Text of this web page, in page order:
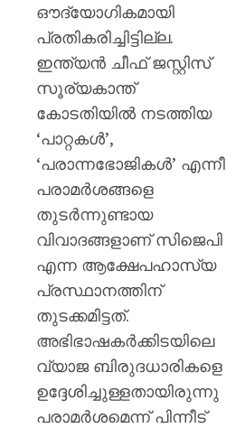
ഔദ്യോഗികമായി
പ്രതികരിച്ചിട്ടില്ല.
ഇന്ത്യൻ ചീഫ് ജസ്റ്റിസ്
സൂര്യകാന്ത്
കോടതിയിൽ നടത്തിയ
‘പാറ്റകൾ’,
‘പരാന്നഭോജികൾ’ എന്നീ
പരാമർശങ്ങളെ
തുടർന്നുണ്ടായ
വിവാദങ്ങളാണ് സിജെപി
എന്ന ആക്ഷേപഹാസ്യ
പ്രസ്ഥാനത്തിന്
തുടക്കമിട്ടത്.
അഭിഭാഷകർക്കിടയിലെ
വ്യാജ ബിരുദധാരികളെ
ഉദ്ദേശിച്ചുള്ളതായിരുന്നു
പരാമർശമെന്ന് പിന്നീട്